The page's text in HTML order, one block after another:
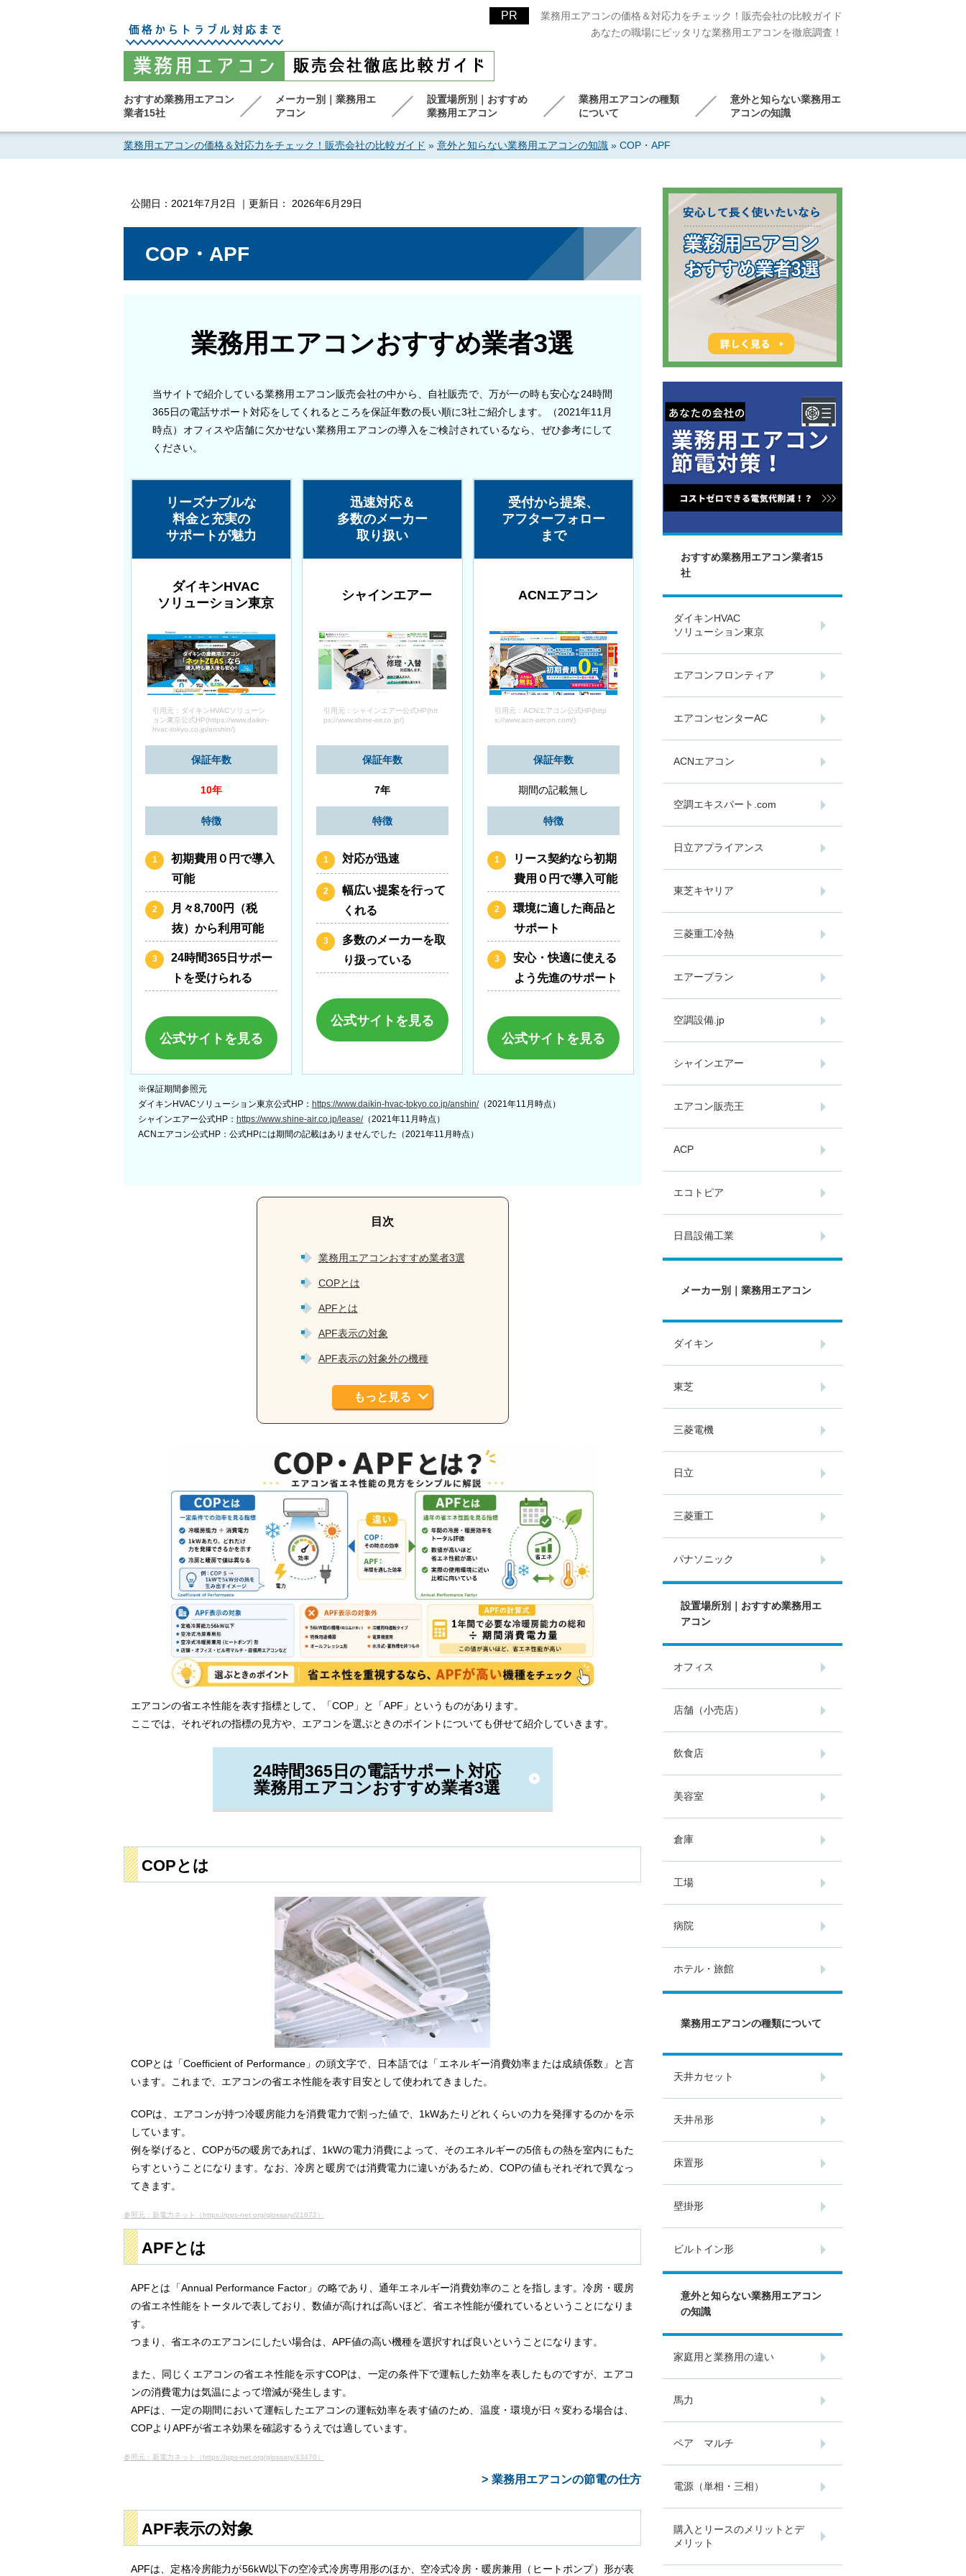
業務用エアコンの価格＆対応力をチェック！販売会社の比較ガイド
あなたの職場にピッタリな業務用エアコンを徹底調査！
おすすめ業務用エアコン
業者15社
メーカー別｜業務用エ
アコン
設置場所別｜おすすめ
業務用エアコン
業務用エアコンの種類
について
意外と知らない業務用エ
アコンの知識
業務用エアコンの価格＆対応力をチェック！販売会社の比較ガイド » 意外と知らない業務用エアコンの知識 » COP・APF
公開日： 2021年7月2日 ｜更新日： 2026年6月29日
COP・APF
業務用エアコンおすすめ業者3選
当サイトで紹介している業務用エアコン販売会社の中から、自社販売で、万が一の時も安心な24時間
365日の電話サポート対応をしてくれるところを保証年数の長い順に3社ご紹介します。（2021年11月
時点）オフィスや店舗に欠かせない業務用エアコンの導入をご検討されているなら、ぜひ参考にして
ください。
リーズナブルな
料金と充実の
サポートが魅力
ダイキンHVAC
ソリューション東京
引用元：ダイキンHVACソリューシ
ョン東京公式HP(https://www.daikin-
hvac-tokyo.co.jp/anshin/)
保証年数
10年
特徴
初期費用０円で導入
可能
月々8,700円（税
抜）から利用可能
24時間365日サポー
トを受けられる
公式サイトを見る
迅速対応＆
多数のメーカー
取り扱い
シャインエアー
引用元：シャインエアー公式HP(htt
ps://www.shine-air.co.jp/)
保証年数
7年
特徴
対応が迅速
幅広い提案を行って
くれる
多数のメーカーを取
り扱っている
公式サイトを見る
受付から提案、
アフターフォロー
まで
ACNエアコン
引用元：ACNエアコン公式HP(http
s://www.acn-aircon.com/)
保証年数
期間の記載無し
特徴
リース契約なら初期
費用０円で導入可能
環境に適した商品と
サポート
安心・快適に使える
よう先進のサポート
公式サイトを見る
※保証期間参照元
ダイキンHVACソリューション東京公式HP： https://www.daikin-hvac-tokyo.co.jp/anshin/（2021年11月時点）
シャインエアー公式HP： https://www.shine-air.co.jp/lease/（2021年11月時点）
ACNエアコン公式HP：公式HPには期間の記載はありませんでした（2021年11月時点）
業務用エアコンおすすめ業者3選
COPとは
APFとは
APF表示の対象
APF表示の対象外の機種
もっと見る
エアコンの省エネ性能を表す指標として、「COP」と「APF」というものがあります。
ここでは、それぞれの指標の見方や、エアコンを選ぶときのポイントについても併せて紹介していきます。
24時間365日の電話サポート対応
業務用エアコンおすすめ業者3選
COPとは
COPとは「Coefficient of Performance」の頭文字で、日本語では「エネルギー消費効率または成績係数」と言
います。これまで、エアコンの省エネ性能を表す目安として使われてきました。
COPは、エアコンが持つ冷暖房能力を消費電力で割った値で、1kWあたりどれくらいの力を発揮するのかを示
しています。
例を挙げると、COPが5の暖房であれば、1kWの電力消費によって、そのエネルギーの5倍もの熱を室内にもた
らすということになります。なお、冷房と暖房では消費電力に違いがあるため、COPの値もそれぞれで異なっ
てきます。
参照元：新電力ネット（https://pps-net.org/glossary/21672）
APFとは
APFとは「Annual Performance Factor」の略であり、通年エネルギー消費効率のことを指します。冷房・暖房
の省エネ性能をトータルで表しており、数値が高ければ高いほど、省エネ性能が優れているということになりま
す。
つまり、省エネのエアコンにしたい場合は、APF値の高い機種を選択すれば良いということになります。
また、同じくエアコンの省エネ性能を示すCOPは、一定の条件下で運転した効率を表したものですが、エアコ
ンの消費電力は気温によって増減が発生します。
APFは、一定の期間において運転したエアコンの運転効率を表す値のため、温度・環境が日々変わる場合は、
COPよりAPFが省エネ効果を確認するうえでは適しています。
参照元：新電力ネット（https://pps-net.org/glossary/43470）
業務用エアコンの節電の仕方
APF表示の対象
APFは、定格冷房能力が56kW以下の空冷式冷房専用形のほか、空冷式冷房・暖房兼用（ヒートポンプ）形が表
おすすめ業務用エアコン業者15
社
ダイキンHVAC
ソリューション東京
エアコンフロンティア
エアコンセンターAC
ACNエアコン
空調エキスパート.com
日立アプライアンス
東芝キヤリア
三菱重工冷熱
エアープラン
空調設備.jp
シャインエアー
エアコン販売王
ACP
エコトピア
日昌設備工業
メーカー別｜業務用エアコン
ダイキン
東芝
三菱電機
日立
三菱重工
パナソニック
設置場所別｜おすすめ業務用エ
アコン
オフィス
店舗（小売店）
飲食店
美容室
倉庫
工場
病院
ホテル・旅館
業務用エアコンの種類について
天井カセット
天井吊形
床置形
壁掛形
ビルトイン形
意外と知らない業務用エアコン
の知識
家庭用と業務用の違い
馬力
ペア マルチ
電源（単相・三相）
購入とリースのメリットとデ
メリット